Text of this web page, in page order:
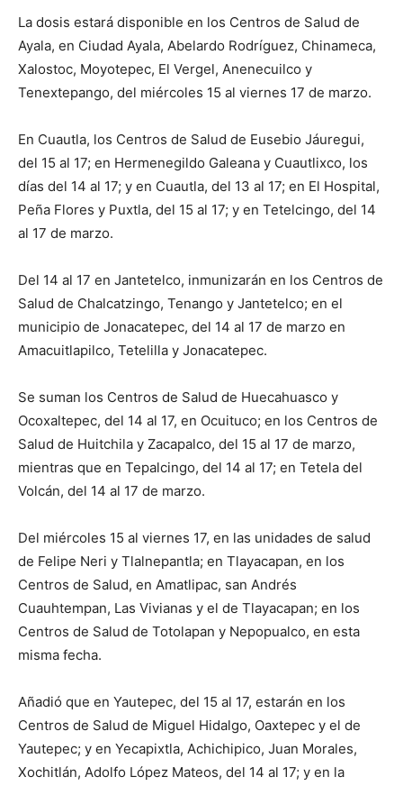
La dosis estará disponible en los Centros de Salud de
Ayala, en Ciudad Ayala, Abelardo Rodríguez, Chinameca,
Xalostoc, Moyotepec, El Vergel, Anenecuilco y
Tenextepango, del miércoles 15 al viernes 17 de marzo.
En Cuautla, los Centros de Salud de Eusebio Jáuregui,
del 15 al 17; en Hermenegildo Galeana y Cuautlixco, los
días del 14 al 17; y en Cuautla, del 13 al 17; en El Hospital,
Peña Flores y Puxtla, del 15 al 17; y en Tetelcingo, del 14
al 17 de marzo.
Del 14 al 17 en Jantetelco, inmunizarán en los Centros de
Salud de Chalcatzingo, Tenango y Jantetelco; en el
municipio de Jonacatepec, del 14 al 17 de marzo en
Amacuitlapilco, Tetelilla y Jonacatepec.
Se suman los Centros de Salud de Huecahuasco y
Ocoxaltepec, del 14 al 17, en Ocuituco; en los Centros de
Salud de Huitchila y Zacapalco, del 15 al 17 de marzo,
mientras que en Tepalcingo, del 14 al 17; en Tetela del
Volcán, del 14 al 17 de marzo.
Del miércoles 15 al viernes 17, en las unidades de salud
de Felipe Neri y Tlalnepantla; en Tlayacapan, en los
Centros de Salud, en Amatlipac, san Andrés
Cuauhtempan, Las Vivianas y el de Tlayacapan; en los
Centros de Salud de Totolapan y Nepopualco, en esta
misma fecha.
Añadió que en Yautepec, del 15 al 17, estarán en los
Centros de Salud de Miguel Hidalgo, Oaxtepec y el de
Yautepec; y en Yecapixtla, Achichipico, Juan Morales,
Xochitlán, Adolfo López Mateos, del 14 al 17; y en la